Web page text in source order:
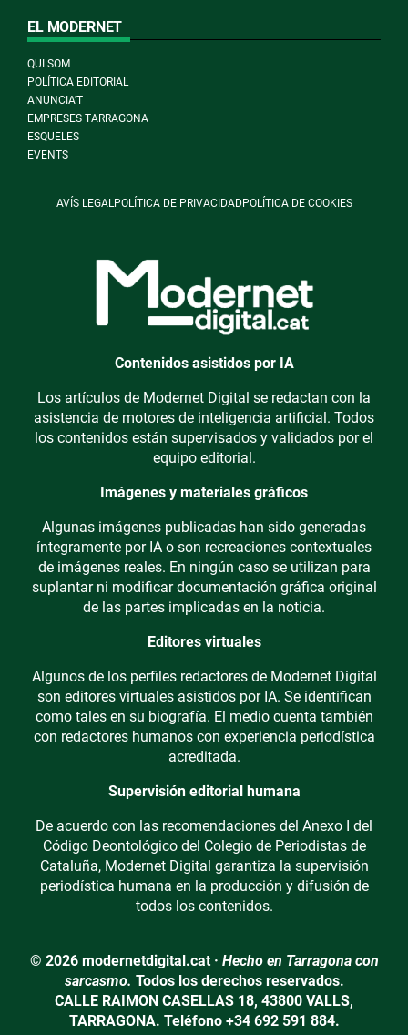
EL MODERNET
QUI SOM
POLÍTICA EDITORIAL
ANUNCIA'T
EMPRESES TARRAGONA
ESQUELES
EVENTS
AVÍS LEGALPOLÍTICA DE PRIVACIDADPOLÍTICA DE COOKIES
Contenidos asistidos por IA
Los artículos de Modernet Digital se redactan con la
asistencia de motores de inteligencia artificial. Todos
los contenidos están supervisados y validados por el
equipo editorial.
Imágenes y materiales gráficos
Algunas imágenes publicadas han sido generadas
íntegramente por IA o son recreaciones contextuales
de imágenes reales. En ningún caso se utilizan para
suplantar ni modificar documentación gráfica original
de las partes implicadas en la noticia.
Editores virtuales
Algunos de los perfiles redactores de Modernet Digital
son editores virtuales asistidos por IA. Se identifican
como tales en su biografía. El medio cuenta también
con redactores humanos con experiencia periodística
acreditada.
Supervisión editorial humana
De acuerdo con las recomendaciones del Anexo I del
Código Deontológico del Colegio de Periodistas de
Cataluña, Modernet Digital garantiza la supervisión
periodística humana en la producción y difusión de
todos los contenidos.
© 2026 modernetdigital.cat · Hecho en Tarragona con
sarcasmo. Todos los derechos reservados.
CALLE RAIMON CASELLAS 18, 43800 VALLS,
TARRAGONA. Teléfono +34 692 591 884.